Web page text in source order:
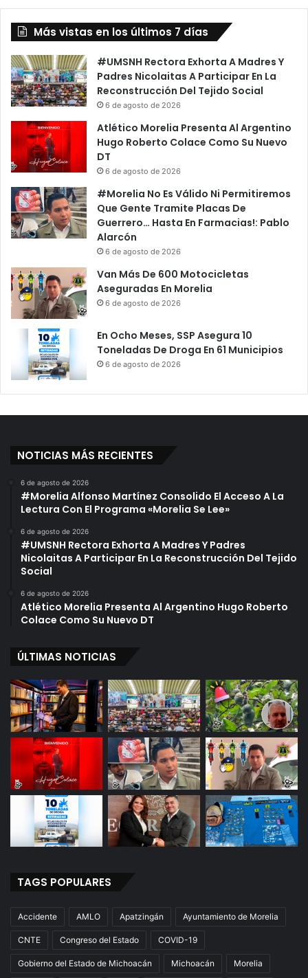
Más vistas en los últimos 7 días
#UMSNH Rectora Exhorta A Madres Y
Padres Nicolaitas A Participar En La
Reconstrucción Del Tejido Social
6 de agosto de 2026
Atlético Morelia Presenta Al Argentino
Hugo Roberto Colace Como Su Nuevo
DT
6 de agosto de 2026
#Morelia No Es Válido Ni Permitiremos
Que Gente Tramite Placas De
Guerrero… Hasta En Farmacias!: Pablo
Alarcón
6 de agosto de 2026
Van Más De 600 Motocicletas
Aseguradas En Morelia
6 de agosto de 2026
En Ocho Meses, SSP Asegura 10
Toneladas De Droga En 61 Municipios
6 de agosto de 2026
NOTICIAS MÁS RECIENTES
6 de agosto de 2026
#Morelia Alfonso Martínez Consolido El Acceso A La
Lectura Con El Programa «Morelia Se Lee»
6 de agosto de 2026
#UMSNH Rectora Exhorta A Madres Y Padres
Nicolaitas A Participar En La Reconstrucción Del Tejido
Social
6 de agosto de 2026
Atlético Morelia Presenta Al Argentino Hugo Roberto
Colace Como Su Nuevo DT
ÚLTIMAS NOTICIAS
TAGS POPULARES
Accidente AMLO Apatzingán Ayuntamiento de Morelia
CNTE Congreso del Estado COVID-19
Gobierno del Estado de Michoacán Michoacán Morelia